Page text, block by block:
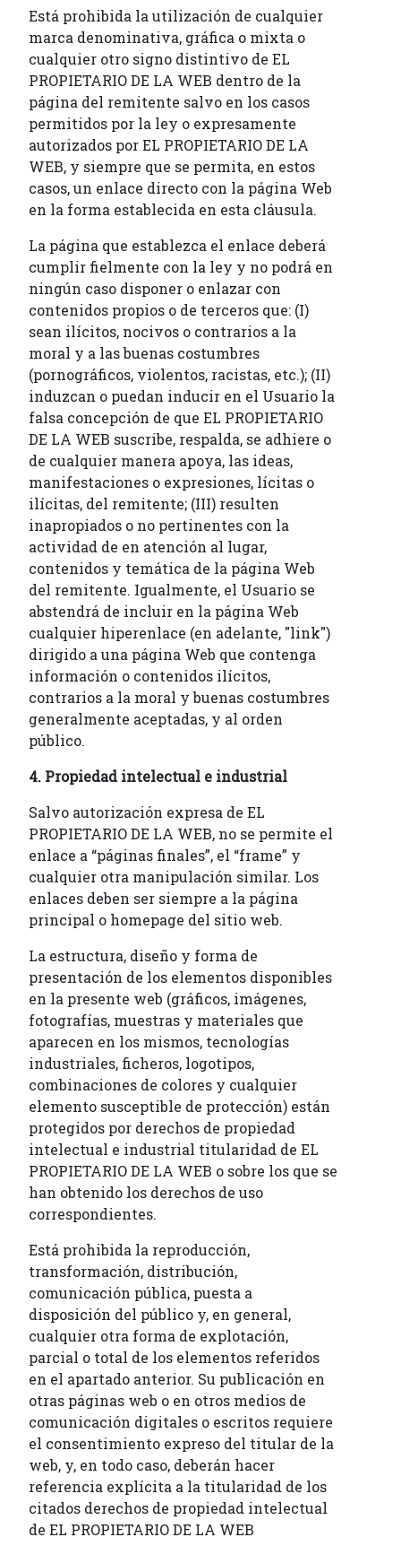
Está prohibida la utilización de cualquier
marca denominativa, gráfica o mixta o
cualquier otro signo distintivo de EL
PROPIETARIO DE LA WEB dentro de la
página del remitente salvo en los casos
permitidos por la ley o expresamente
autorizados por EL PROPIETARIO DE LA
WEB, y siempre que se permita, en estos
casos, un enlace directo con la página Web
en la forma establecida en esta cláusula.
La página que establezca el enlace deberá
cumplir fielmente con la ley y no podrá en
ningún caso disponer o enlazar con
contenidos propios o de terceros que: (I)
sean ilícitos, nocivos o contrarios a la
moral y a las buenas costumbres
(pornográficos, violentos, racistas, etc.); (II)
induzcan o puedan inducir en el Usuario la
falsa concepción de que EL PROPIETARIO
DE LA WEB suscribe, respalda, se adhiere o
de cualquier manera apoya, las ideas,
manifestaciones o expresiones, lícitas o
ilícitas, del remitente; (III) resulten
inapropiados o no pertinentes con la
actividad de en atención al lugar,
contenidos y temática de la página Web
del remitente. Igualmente, el Usuario se
abstendrá de incluir en la página Web
cualquier hiperenlace (en adelante, "link")
dirigido a una página Web que contenga
información o contenidos ilícitos,
contrarios a la moral y buenas costumbres
generalmente aceptadas, y al orden
público.
4. Propiedad intelectual e industrial
Salvo autorización expresa de EL
PROPIETARIO DE LA WEB, no se permite el
enlace a “páginas finales”, el “frame” y
cualquier otra manipulación similar. Los
enlaces deben ser siempre a la página
principal o homepage del sitio web.
La estructura, diseño y forma de
presentación de los elementos disponibles
en la presente web (gráficos, imágenes,
fotografías, muestras y materiales que
aparecen en los mismos, tecnologías
industriales, ficheros, logotipos,
combinaciones de colores y cualquier
elemento susceptible de protección) están
protegidos por derechos de propiedad
intelectual e industrial titularidad de EL
PROPIETARIO DE LA WEB o sobre los que se
han obtenido los derechos de uso
correspondientes.
Está prohibida la reproducción,
transformación, distribución,
comunicación pública, puesta a
disposición del público y, en general,
cualquier otra forma de explotación,
parcial o total de los elementos referidos
en el apartado anterior. Su publicación en
otras páginas web o en otros medios de
comunicación digitales o escritos requiere
el consentimiento expreso del titular de la
web, y, en todo caso, deberán hacer
referencia explícita a la titularidad de los
citados derechos de propiedad intelectual
de EL PROPIETARIO DE LA WEB